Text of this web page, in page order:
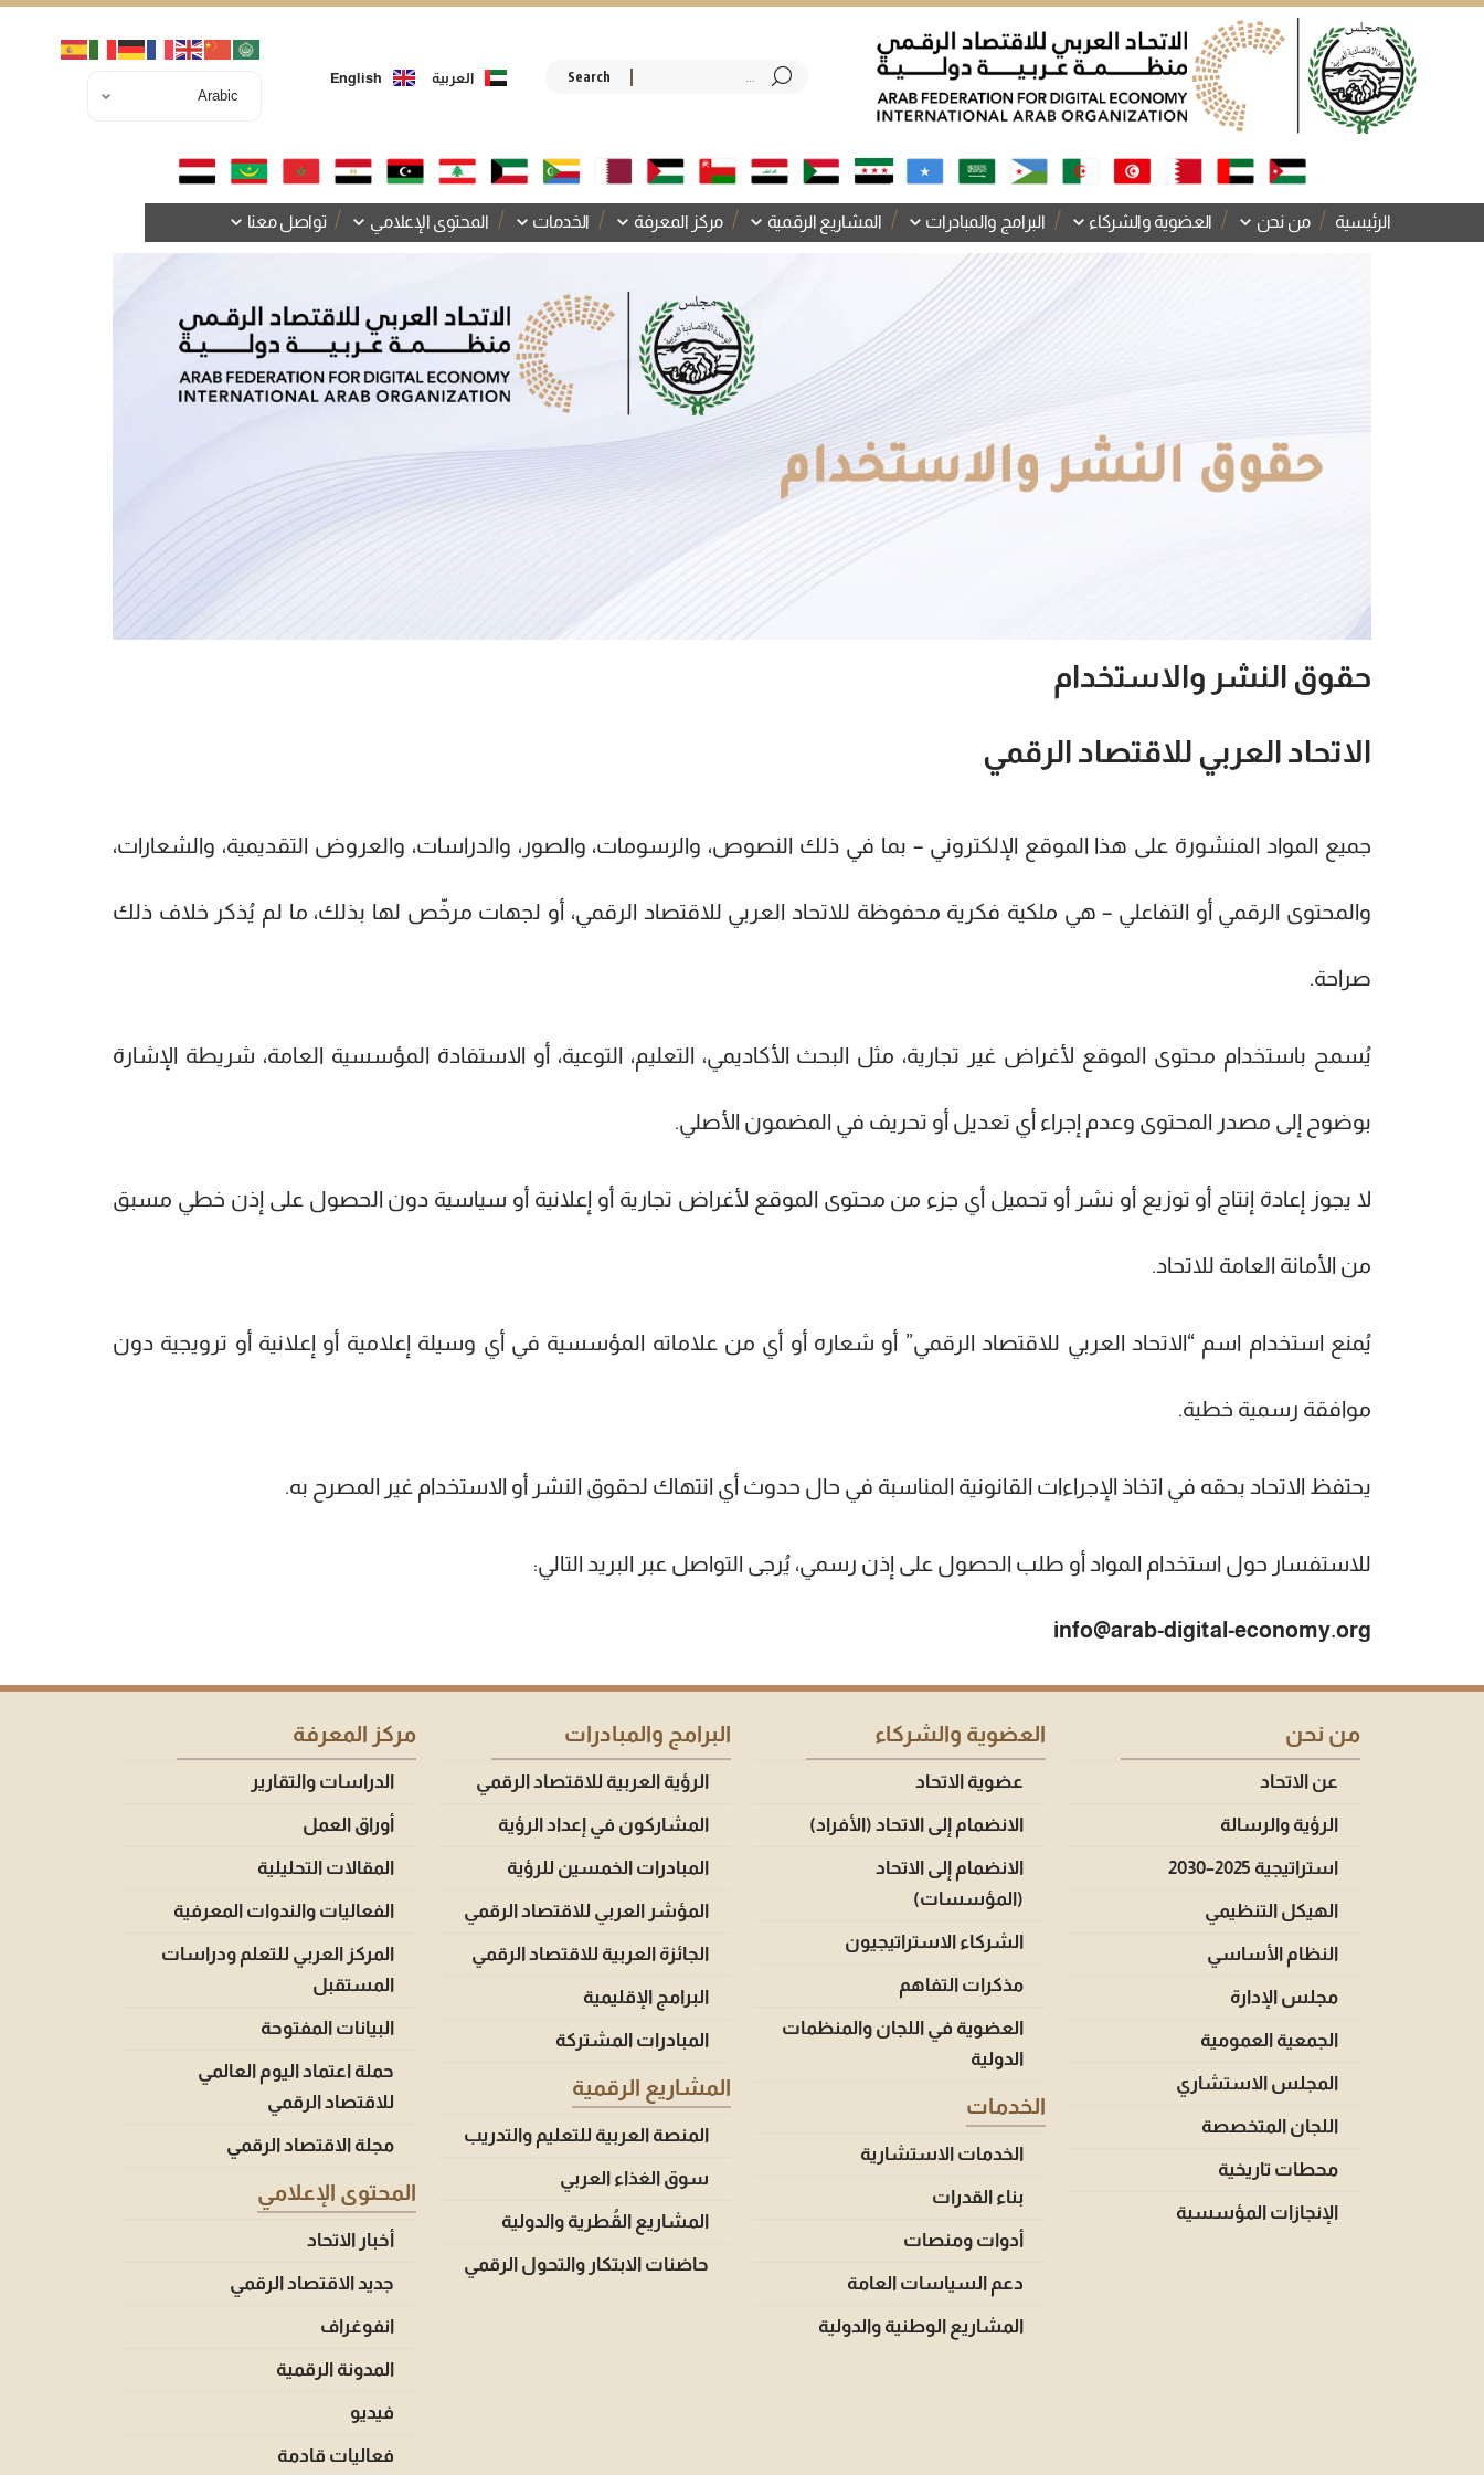
العربية English
الرئيسية من نحن العضوية والشركاء البرامج والمبادرات المشاريع الرقمية مركز المعرفة الخدمات المحتوى الإعلامي تواصل معنا
حقوق النشر والاستخدام
الاتحاد العربي للاقتصاد الرقمي
جميع المواد المنشورة على هذا الموقع الإلكتروني – بما في ذلك النصوص، والرسومات، والصور، والدراسات، والعروض التقديمية، والشعارات،
والمحتوى الرقمي أو التفاعلي – هي ملكية فكرية محفوظة للاتحاد العربي للاقتصاد الرقمي، أو لجهات مرخّص لها بذلك، ما لم يُذكر خلاف ذلك
صراحة.
يُسمح باستخدام محتوى الموقع لأغراض غير تجارية، مثل البحث الأكاديمي، التعليم، التوعية، أو الاستفادة المؤسسية العامة، شريطة الإشارة
بوضوح إلى مصدر المحتوى وعدم إجراء أي تعديل أو تحريف في المضمون الأصلي.
لا يجوز إعادة إنتاج أو توزيع أو نشر أو تحميل أي جزء من محتوى الموقع لأغراض تجارية أو إعلانية أو سياسية دون الحصول على إذن خطي مسبق
من الأمانة العامة للاتحاد.
يُمنع استخدام اسم “الاتحاد العربي للاقتصاد الرقمي” أو شعاره أو أي من علاماته المؤسسية في أي وسيلة إعلامية أو إعلانية أو ترويجية دون
موافقة رسمية خطية.
يحتفظ الاتحاد بحقه في اتخاذ الإجراءات القانونية المناسبة في حال حدوث أي انتهاك لحقوق النشر أو الاستخدام غير المصرح به.
للاستفسار حول استخدام المواد أو طلب الحصول على إذن رسمي، يُرجى التواصل عبر البريد التالي:
info@arab-digital-economy.org
من نحن
عن الاتحاد
الرؤية والرسالة
استراتيجية 2025–2030
الهيكل التنظيمي
النظام الأساسي
مجلس الإدارة
الجمعية العمومية
المجلس الاستشاري
اللجان المتخصصة
محطات تاريخية
الإنجازات المؤسسية
العضوية والشركاء
عضوية الاتحاد
الانضمام إلى الاتحاد (الأفراد)
الانضمام إلى الاتحاد
(المؤسسات)
الشركاء الاستراتيجيون
مذكرات التفاهم
العضوية في اللجان والمنظمات
الدولية
الخدمات
الخدمات الاستشارية
بناء القدرات
أدوات ومنصات
دعم السياسات العامة
المشاريع الوطنية والدولية
البرامج والمبادرات
الرؤية العربية للاقتصاد الرقمي
المشاركون في إعداد الرؤية
المبادرات الخمسين للرؤية
المؤشر العربي للاقتصاد الرقمي
الجائزة العربية للاقتصاد الرقمي
البرامج الإقليمية
المبادرات المشتركة
المشاريع الرقمية
المنصة العربية للتعليم والتدريب
سوق الغذاء العربي
المشاريع القُطرية والدولية
حاضنات الابتكار والتحول الرقمي
مركز المعرفة
الدراسات والتقارير
أوراق العمل
المقالات التحليلية
الفعاليات والندوات المعرفية
المركز العربي للتعلم ودراسات
المستقبل
البيانات المفتوحة
حملة اعتماد اليوم العالمي
للاقتصاد الرقمي
مجلة الاقتصاد الرقمي
المحتوى الإعلامي
أخبار الاتحاد
جديد الاقتصاد الرقمي
انفوغراف
المدونة الرقمية
فيديو
فعاليات قادمة